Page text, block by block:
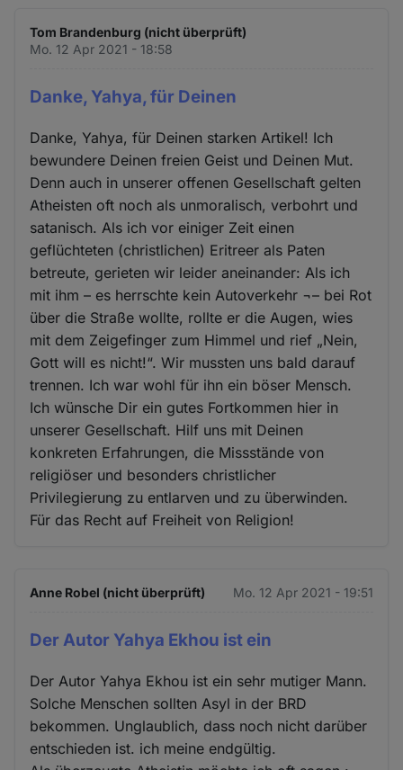
Tom Brandenburg (nicht überprüft)
Mo. 12 Apr 2021 - 18:58
Danke, Yahya, für Deinen
Danke, Yahya, für Deinen starken Artikel! Ich
bewundere Deinen freien Geist und Deinen Mut.
Denn auch in unserer offenen Gesellschaft gelten
Atheisten oft noch als unmoralisch, verbohrt und
satanisch. Als ich vor einiger Zeit einen
geflüchteten (christlichen) Eritreer als Paten
betreute, gerieten wir leider aneinander: Als ich
mit ihm – es herrschte kein Autoverkehr ¬– bei Rot
über die Straße wollte, rollte er die Augen, wies
mit dem Zeigefinger zum Himmel und rief „Nein,
Gott will es nicht!“. Wir mussten uns bald darauf
trennen. Ich war wohl für ihn ein böser Mensch.
Ich wünsche Dir ein gutes Fortkommen hier in
unserer Gesellschaft. Hilf uns mit Deinen
konkreten Erfahrungen, die Missstände von
religiöser und besonders christlicher
Privilegierung zu entlarven und zu überwinden.
Für das Recht auf Freiheit von Religion!
Anne Robel (nicht überprüft) Mo. 12 Apr 2021 - 19:51
Der Autor Yahya Ekhou ist ein
Der Autor Yahya Ekhou ist ein sehr mutiger Mann.
Solche Menschen sollten Asyl in der BRD
bekommen. Unglaublich, dass noch nicht darüber
entschieden ist. ich meine endgültig.